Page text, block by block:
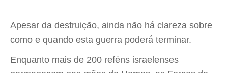
Apesar da destruição, ainda não há clareza sobre
como e quando esta guerra poderá terminar.
Enquanto mais de 200 reféns israelenses